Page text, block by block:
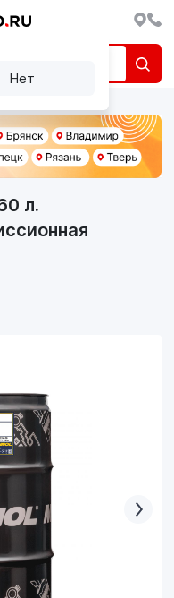
л.
Нет